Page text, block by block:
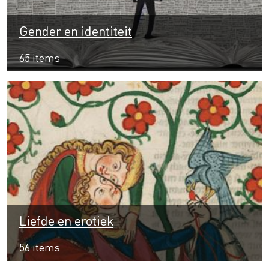
Gender en identiteit
65 items
Liefde en erotiek
56 items